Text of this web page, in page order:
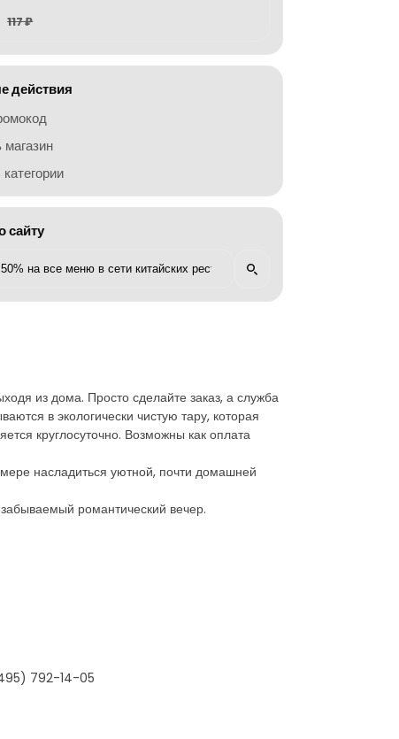
117 ₽
действия
сайту
из дома. Просто сделайте заказ, а служба
в экологически чистую тару, которая
круглосуточно. Возможны как оплата
насладиться уютной, почти домашней
романтический вечер.
792-14-05